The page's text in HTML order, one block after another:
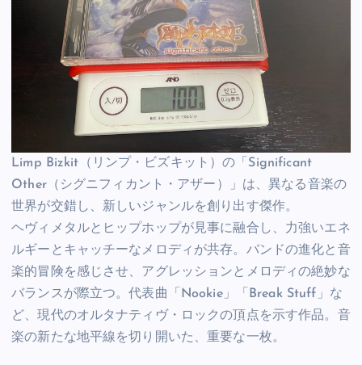
Limp Bizkit（リンプ・ビズキット）の「Significant
Other（シグニフィカント・アザー）」は、異なる音楽の
世界が交錯し、新しいジャンルを創り出す傑作。
ヘヴィメタルとヒップホップが見事に融合し、力強いエネ
ルギーとキャッチーなメロディが共存。バンドの進化と音
楽的冒険を感じさせ、アグレッションとメロディの絶妙な
バランスが際立つ。代表曲「Nookie」「Break Stuff」な
ど、現代のオルタナティヴ・ロックの頂点を示す作品。音
楽の新たな地平線を切り開いた、重要な一枚。